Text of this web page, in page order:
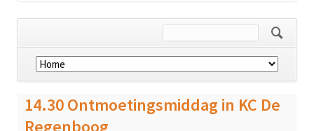
Navigatie
overslaan
14.30 Ontmoetingsmiddag in KC De
Regenboog